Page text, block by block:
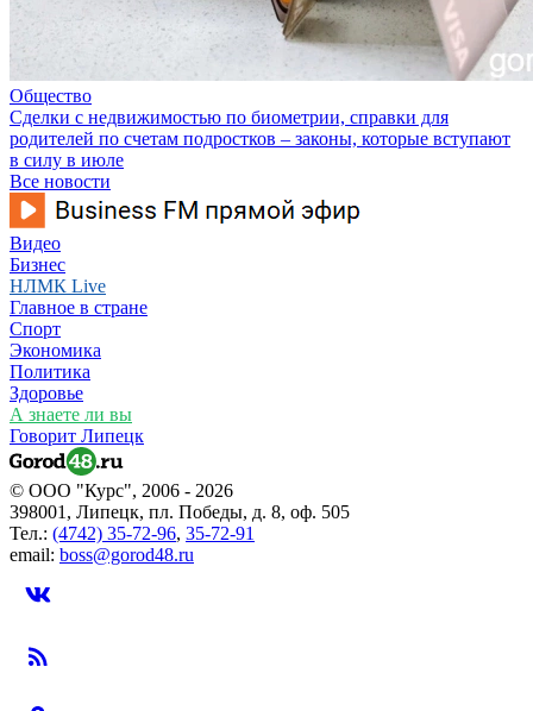
Общество
Сделки с недвижимостью по биометрии, справки для
родителей по счетам подростков – законы, которые вступают
в силу в июле
Все новости
Видео
Бизнес
НЛМК Live
Главное в стране
Спорт
Экономика
Политика
Здоровье
А знаете ли вы
Говорит Липецк
© ООО "Курс", 2006 - 2026
398001, Липецк, пл. Победы, д. 8, оф. 505
Тел.: (4742) 35-72-96, 35-72-91
email: boss@gorod48.ru